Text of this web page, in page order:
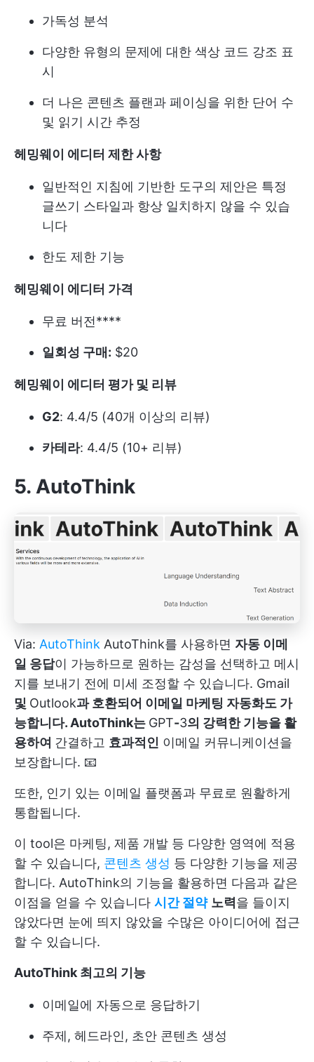
가독성 분석
다양한 유형의 문제에 대한 색상 코드 강조 표
시
더 나은 콘텐츠 플랜과 페이싱을 위한 단어 수
및 읽기 시간 추정
헤밍웨이 에디터 제한 사항
일반적인 지침에 기반한 도구의 제안은 특정
글쓰기 스타일과 항상 일치하지 않을 수 있습
니다
한도 제한 기능
헤밍웨이 에디터 가격
무료 버전****
일회성 구매: $20
헤밍웨이 에디터 평가 및 리뷰
G2: 4.4/5 (40개 이상의 리뷰)
카테라: 4.4/5 (10+ 리뷰)
5. AutoThink
Via: AutoThink AutoThink를 사용하면 자동 이메
일 응답이 가능하므로 원하는 감성을 선택하고 메시
지를 보내기 전에 미세 조정할 수 있습니다. Gmail
및 Outlook과 호환되어 이메일 마케팅 자동화도 가
능합니다. AutoThink는 GPT-3의 강력한 기능을 활
용하여 간결하고 효과적인 이메일 커뮤니케이션을
보장합니다. 📧
또한, 인기 있는 이메일 플랫폼과 무료로 원활하게
통합됩니다.
이 tool은 마케팅, 제품 개발 등 다양한 영역에 적용
할 수 있습니다, 콘텐츠 생성 등 다양한 기능을 제공
합니다. AutoThink의 기능을 활용하면 다음과 같은
이점을 얻을 수 있습니다 시간 절약 노력을 들이지
않았다면 눈에 띄지 않았을 수많은 아이디어에 접근
할 수 있습니다.
AutoThink 최고의 기능
이메일에 자동으로 응답하기
주제, 헤드라인, 초안 콘텐츠 생성